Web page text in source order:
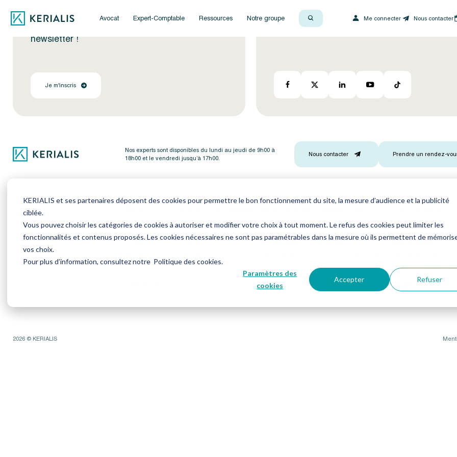
KERIALIS et ses partenaires déposent des cookies pour permettre le bon fonctionnement du site, la mesure d’audience et la publicité
ciblée.
Vous pouvez choisir les catégories de cookies à autoriser et modifier votre choix à tout moment. Le refus des cookies peut limiter les
fonctionnalités et contenus proposés. Les cookies nécessaires ne sont pas paramétrables dans la mesure où ils permettent de
vos choix.
Pour plus d’information, consultez notre Politique des cookies.
Paramètres des
cookies
Accepter Refuser
Avocat Expert-Comptable Ressources Notre groupe Me connecter Nous contacter
newsletter !
Je m'inscris
Suivez-nous sur nos réseaux sociaux
Nos experts sont disponibles du lundi au jeudi de 9h00 à
18h00 et le vendredi jusqu’à 17h00.
Nous contacter Prendre un rendez-
Employeur
Salarié
Expert-Comptable
Employeur
Salarié
KERIALIS
Nous rejoindre
Action Sociale
Ressources
Actualité
Publications
Informations
Nous contacter
Mentions légales
Protection des données
Dispositif de conciliation
2026 © KERIALIS